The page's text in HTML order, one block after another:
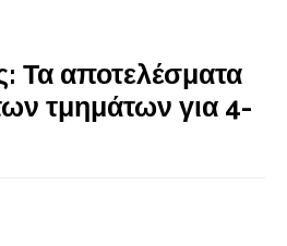
Τα αποτελέσματα
τμημάτων για 4-